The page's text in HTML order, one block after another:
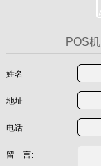
POS
姓名
地址
电话
留 言: